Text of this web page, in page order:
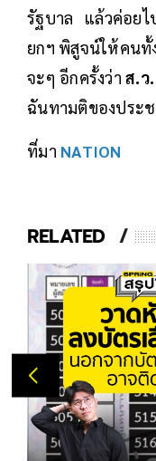
รัฐบาล แล้วค่อยไ
ยกฯ พิสูจน์ให้คนทั้
จะๆ อีกครั้งว่า ส.ว
ฉันทามติของประ
ที่มา NATION
RELATED